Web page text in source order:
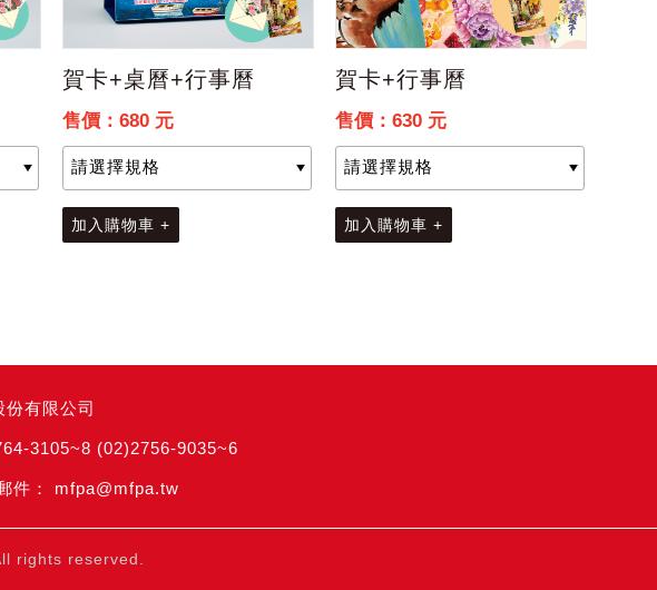
賀卡+桌曆+行事曆
售價：680 元
加入購物車 +
賀卡+行事曆
售價：630 元
加入購物車 +
有限公司
3105~8 (02)2756-9035~6
mfpa@mfpa.tw
rights reserved.